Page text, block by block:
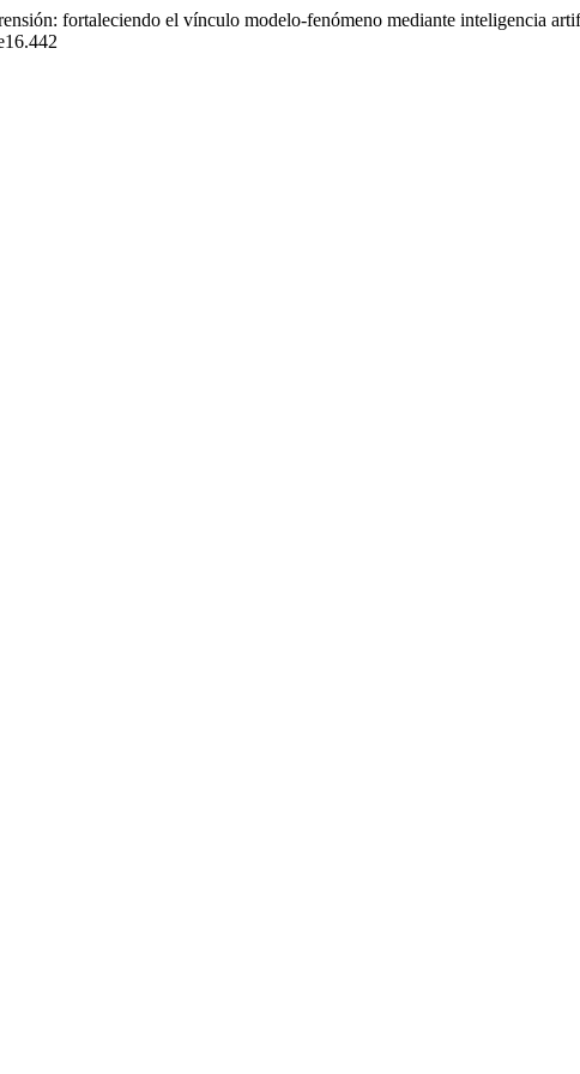
fortaleciendo el vínculo modelo-fenómeno mediante inteligencia